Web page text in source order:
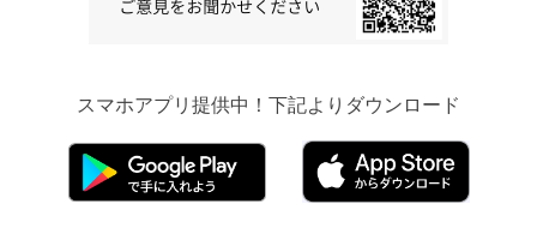
スマホアプリ提供中！下記よりダウンロード